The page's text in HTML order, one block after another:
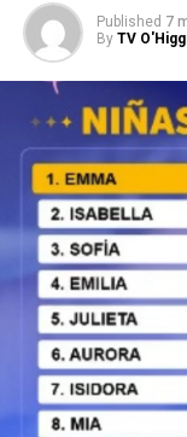
Published 7
By TV